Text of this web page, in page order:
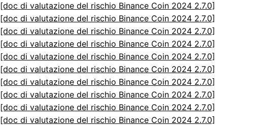
[doc di valutazione del rischio Binance Coin 2024 2.7.0]
[doc di valutazione del rischio Binance Coin 2024 2.7.0]
[doc di valutazione del rischio Binance Coin 2024 2.7.0]
[doc di valutazione del rischio Binance Coin 2024 2.7.0]
[doc di valutazione del rischio Binance Coin 2024 2.7.0]
[doc di valutazione del rischio Binance Coin 2024 2.7.0]
[doc di valutazione del rischio Binance Coin 2024 2.7.0]
[doc di valutazione del rischio Binance Coin 2024 2.7.0]
[doc di valutazione del rischio Binance Coin 2024 2.7.0]
[doc di valutazione del rischio Binance Coin 2024 2.7.0]